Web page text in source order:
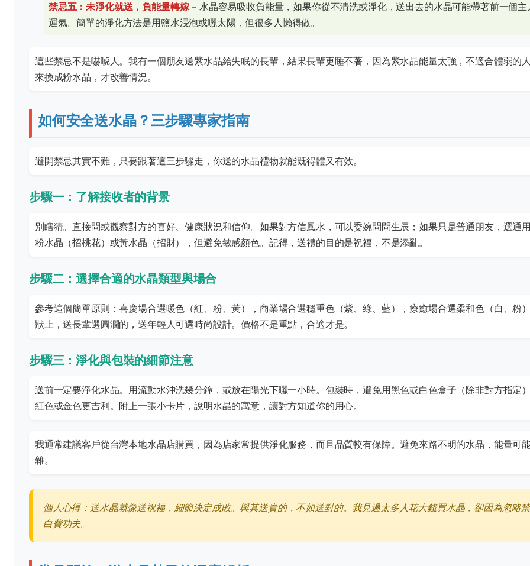
禁忌五：未淨化就送，負能量轉嫁– 水晶容易吸收負能量，如果你從不清洗或淨化，送出去的水晶可能帶著前一個主
運氣。簡單的淨化方法是用鹽水浸泡或曬太陽，但很多人懶得做。
這些禁忌不是嚇唬人。我有一個朋友送紫水晶給失眠的長輩，結果長輩更睡不著，因為紫水晶能量太強，不適合體弱的
來換成粉水晶，才改善情況。
如何安全送水晶？三步驟專家指南
避開禁忌其實不難，只要跟著這三步驟走，你送的水晶禮物就能既得體又有效。
步驟一：了解接收者的背景
別瞎猜。直接問或觀察對方的喜好、健康狀況和信仰。如果對方信風水，可以委婉問問生辰；如果只是普通朋友，選通
粉水晶（招桃花）或黃水晶（招財），但避免敏感顏色。記得，送禮的目的是祝福，不是添亂。
步驟二：選擇合適的水晶類型與場合
參考這個簡單原則：喜慶場合選暖色（紅、粉、黃），商業場合選穩重色（紫、綠、藍），療癒場合選柔和色（白、粉
狀上，送長輩選圓潤的，送年輕人可選時尚設計。價格不是重點，合適才是。
步驟三：淨化與包裝的細節注意
送前一定要淨化水晶。用流動水沖洗幾分鐘，或放在陽光下曬一小時。包裝時，避免用黑色或白色盒子（除非對方指定
紅色或金色更吉利。附上一張小卡片，說明水晶的寓意，讓對方知道你的用心。
我通常建議客戶從台灣本地水晶店購買，因為店家常提供淨化服務，而且品質較有保障。避免來路不明的水晶，能量可
雜。
個人心得：送水晶就像送祝福，細節決定成敗。與其送貴的，不如送對的。我見過太多人花大錢買水晶，卻因為忽略
白費功夫。